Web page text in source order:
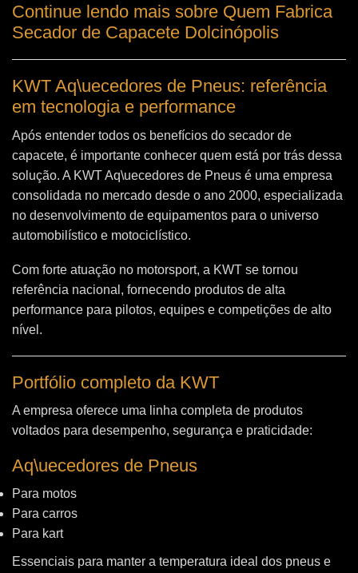
Continue lendo mais sobre Quem Fabrica
Secador de Capacete Dolcinópolis
KWT Aq\uecedores de Pneus: referência
em tecnologia e performance
Após entender todos os benefícios do secador de
capacete, é importante conhecer quem está por trás dessa
solução. A KWT Aq\uecedores de Pneus é uma empresa
consolidada no mercado desde o ano 2000, especializada
no desenvolvimento de equipamentos para o universo
automobilístico e motociclístico.
Com forte atuação no motorsport, a KWT se tornou
referência nacional, fornecendo produtos de alta
performance para pilotos, equipes e competições de alto
nível.
Portfólio completo da KWT
A empresa oferece uma linha completa de produtos
voltados para desempenho, segurança e praticidade:
Aq\uecedores de Pneus
Para motos
Para carros
Para kart
Essenciais para manter a temperatura ideal dos pneus e